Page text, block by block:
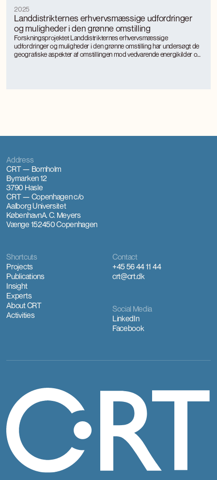
Landdistrikternes erhvervsmæssige udfordringer
og muligheder i den grønne omstilling
2025
Forskningsprojektet Landdistrikternes erhvervsmæssige
udfordringer og muligheder i den grønne omstilling har undersøgt de
geografiske aspekter af omstillingen mod vedvarende energikilder og
Contact
+45 56 44 11 44
crt@crt.dk
Shortcuts
Projects
Publications
Insight
Experts
About CRT
Activities
Social Media
LinkedIn
Facebook
Address
CRT — Bornholm
Bymarken 12
3790 Hasle
CRT — Copenhagenc/o
Aalborg Universitet
KøbenhavnA. C. Meyers
Vænge 152450 Copenhagen